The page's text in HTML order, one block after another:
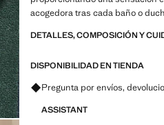
acogedora tras cada baño o
DETALLES, COMPOSICIÓN Y
DISPONIBILIDAD EN TIENDA
Pregunta por envíos,
ASSISTANT